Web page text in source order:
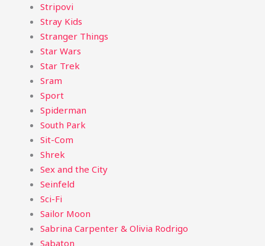
Stripovi
Stray Kids
Stranger Things
Star Wars
Star Trek
Sram
Sport
Spiderman
South Park
Sit-Com
Shrek
Sex and the City
Seinfeld
Sci-Fi
Sailor Moon
Sabrina Carpenter & Olivia Rodrigo
Sabaton